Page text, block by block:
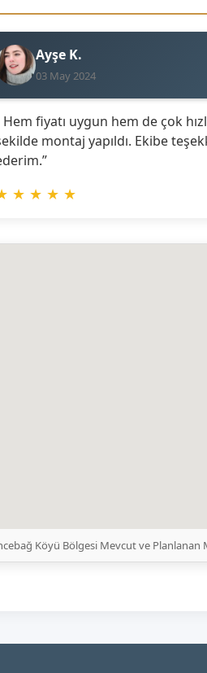
Ayşe K.
03 May 2024
Hem fiyatı uygun hem de çok
montaj yapıldı. Ekibe
★ ★ ★ ★
Köyü Bölgesi Mevcut ve Planlanan